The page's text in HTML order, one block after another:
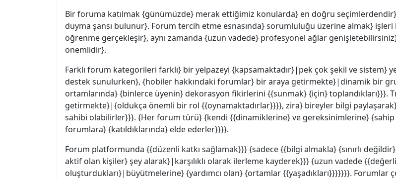
Bir foruma katılmak {günümüzde} merak ettiğimiz konularda} en doğru
duyma şansı bulunur}. Forum tercih etme esnasında} sorumluluğu üzerine almak} işleri
öğrenme gerçekleşir}, aynı zamanda {uzun vadede} profesyonel ağlar
önemlidir}.
Farklı forum kategorileri farklı} bir yelpazeyi {kapsamaktadır}|pek çok şekil ve sistem}
destek sunulurken}, {hobiler hakkındaki forumlar} bir araya getirmekte}|dinamik bir
ortamlarında} {binlerce üyenin} dekorasyon fikirlerini {{sunmak} {için} toplandıkları}}}.
getirmekte}|{oldukça önemli bir rol {{oynamaktadırlar}}}}, zira} bireyler bilgi
sahibi olabilirler}}}. {Her forum türü} {kendi {{dinamiklerine} ve gereksinimlerine}
forumlara} {katıldıklarında} elde ederler}}}}.
Forum platformunda {{düzenli katkı sağlamak}}} {sadece {{bilgi almakla} {sınırlı
aktif olan kişiler} şey alarak}|karşılıklı olarak ilerleme kayderek}}} {uzun vadede
oluşturdukları}|büyütmelerine} {yardımcı olan} {ortamlar {{yaşadıkları}}}}}}}. Forumlar